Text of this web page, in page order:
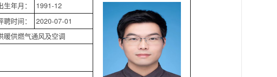
生年月：
1991-12
聘时间：
2020-07-01
暖供燃气通风及空调